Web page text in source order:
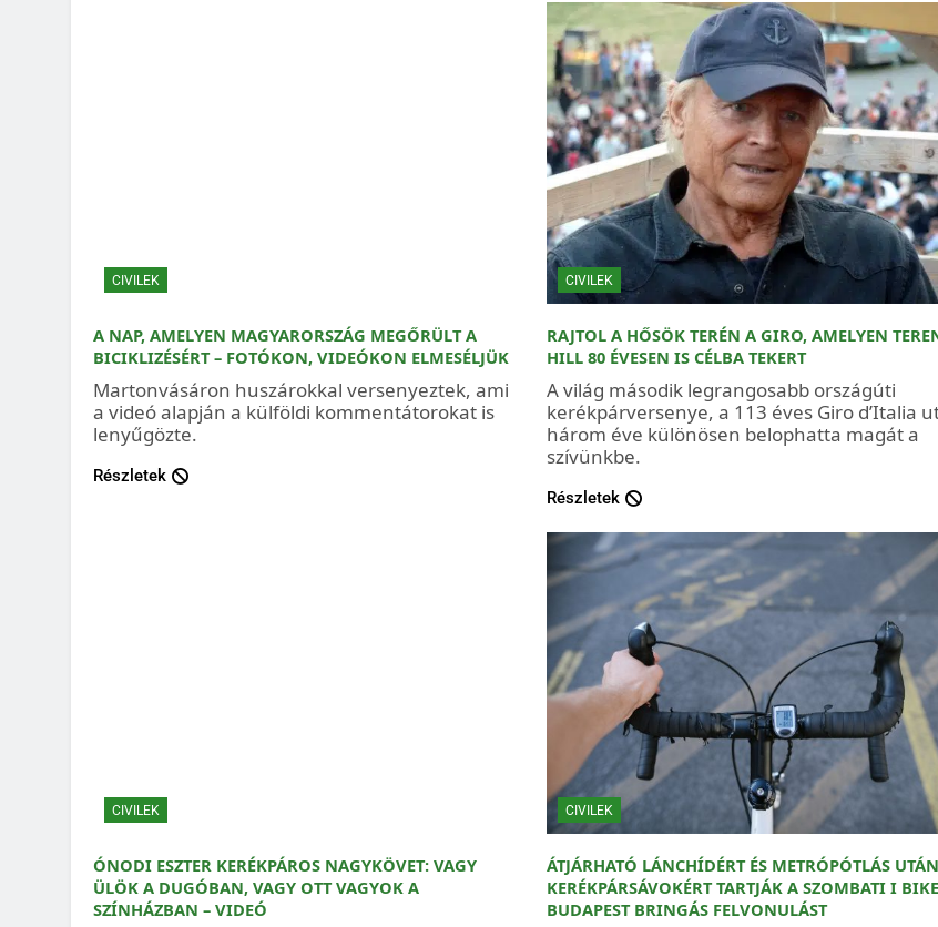
CIVILEK
A NAP, AMELYEN MAGYARORSZÁG MEGŐRÜLT A
BICIKLIZÉSÉRT – FOTÓKON, VIDEÓKON ELMESÉLJÜK
Martonvásáron huszárokkal versenyeztek, ami
a videó alapján a külföldi kommentátorokat is
lenyűgözte.
Részletek
CIVILEK
RAJTOL A HŐSÖK TERÉN A GIRO, AMELYEN
HILL 80 ÉVESEN IS CÉLBA TEKERT
A világ második legrangosabb országúti
kerékpárversenye, a 113 éves Giro d’Italia
három éve különösen belophatta magát a
szívünkbe.
Részletek
CIVILEK
ÓNODI ESZTER KERÉKPÁROS NAGYKÖVET: VAGY
ÜLÖK A DUGÓBAN, VAGY OTT VAGYOK A
SZÍNHÁZBAN – VIDEÓ
CIVILEK
ÁTJÁRHATÓ LÁNCHÍDÉRT ÉS METRÓPÓTLÁS
KERÉKPÁRSÁVOKÉRT TARTJÁK A SZOMBATI I BIKE
BUDAPEST BRINGÁS FELVONULÁST